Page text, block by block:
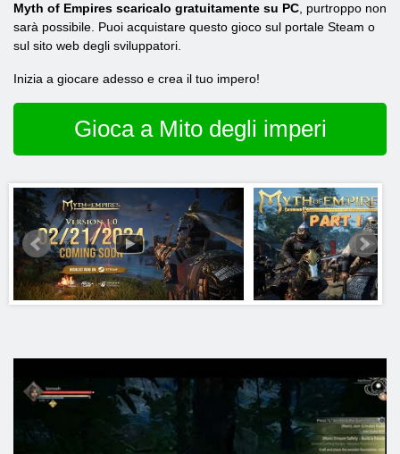
Myth of Empires scaricalo gratuitamente su PC , purtroppo non
sarà possibile. Puoi acquistare questo gioco sul portale Steam o
sul sito web degli sviluppatori.
Inizia a giocare adesso e crea il tuo impero!
Gioca a Mito degli imperi